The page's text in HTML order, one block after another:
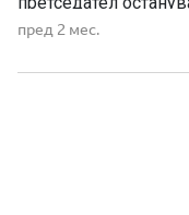
прашање –
меѓународната
пред 2 мес.